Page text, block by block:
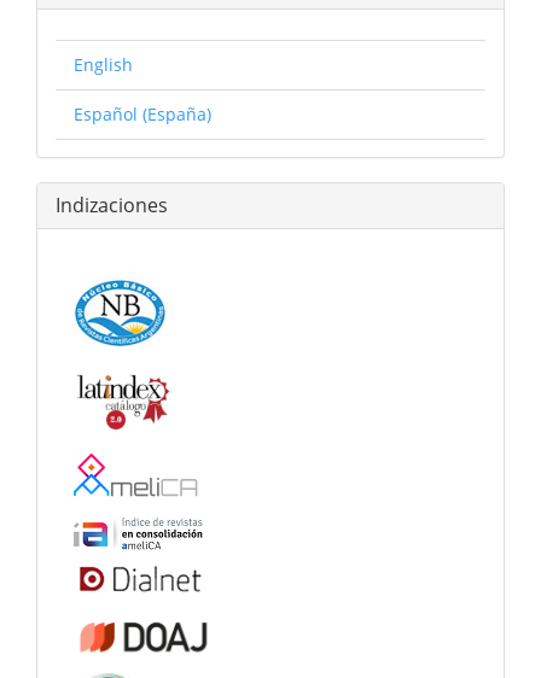
English
Español (España)
Indizaciones